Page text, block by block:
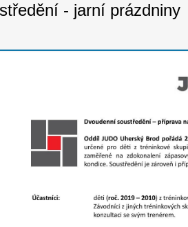
- jarní prázdniny